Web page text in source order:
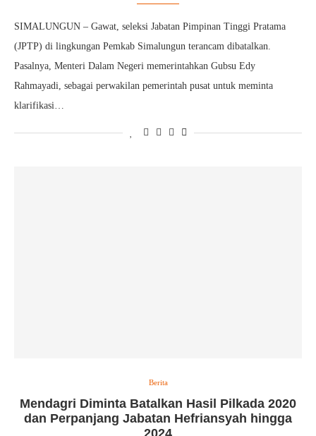
SIMALUNGUN – Gawat, seleksi Jabatan Pimpinan Tinggi Pratama
(JPTP) di lingkungan Pemkab Simalungun terancam dibatalkan.
Pasalnya, Menteri Dalam Negeri memerintahkan Gubsu Edy
Rahmayadi, sebagai perwakilan pemerintah pusat untuk meminta
klarifikasi…
Berita
Mendagri Diminta Batalkan Hasil Pilkada 2020
dan Perpanjang Jabatan Hefriansyah hingga
2024